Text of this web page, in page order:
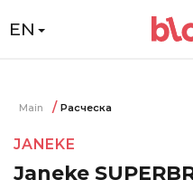
EN
Main Расческа
JANEKE
Janeke